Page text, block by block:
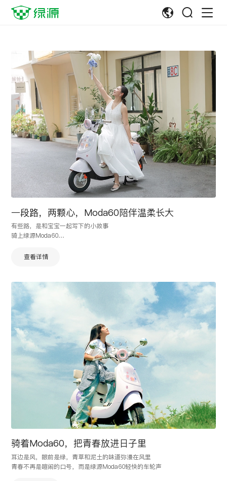
一段路，两颗心，Moda60陪伴温柔长大
有些路，是和宝宝一起写下的小故事
骑上绿源Moda60
查看详情
骑着Moda60，把青春放进日子里
耳边是风，眼前是绿，青草和泥土的味道弥漫在风里
青春不再是喧闹的口号，而是绿源Moda60轻快的车轮声